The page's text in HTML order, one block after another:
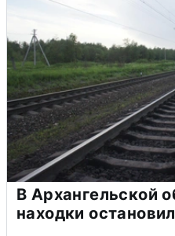
В Архангельской
находки